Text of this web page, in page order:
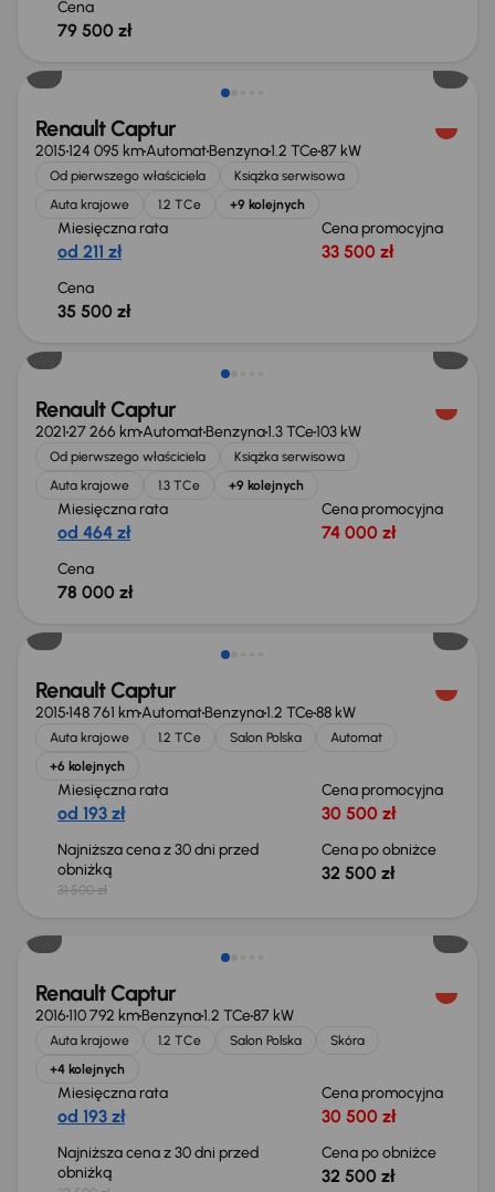
Cena
79 500 zł
Renault Captur
2015124 095 kmAutomatBenzyna1.2 TCe87 kW
Od pierwszego właściciela
Książka serwisowa
Auta krajowe
1.2 TCe +9 kolejnych
Miesięczna rata
od 211 zł
Cena promocyjna
33 500 zł
Cena
35 500 zł
Renault Captur
202127 266 kmAutomatBenzyna1.3 TCe103 kW
Od pierwszego właściciela
Książka serwisowa
Auta krajowe
1.3 TCe +9 kolejnych
Miesięczna rata
od 464 zł
Cena promocyjna
74 000 zł
Cena
78 000 zł
Możliwość odliczenia VAT
Renault Captur
2015148 761 kmAutomatBenzyna1.2 TCe88 kW
Auta krajowe 1.2 TCe Salon Polska
Automat
+6 kolejnych
Miesięczna rata
od 193 zł
Cena promocyjna
30 500 zł
Najniższa cena z 30 dni przed
obniżką
31 500 zł
Cena po obniżce
32 500 zł
Renault Captur
2016110 792 kmBenzyna1.2 TCe87 kW
Auta krajowe 1.2 TCe Salon Polska
Skóra
+4 kolejnych
Miesięczna rata
od 193 zł
Cena promocyjna
30 500 zł
Najniższa cena z 30 dni przed
obniżką
Cena po obniżce
32 500 zł